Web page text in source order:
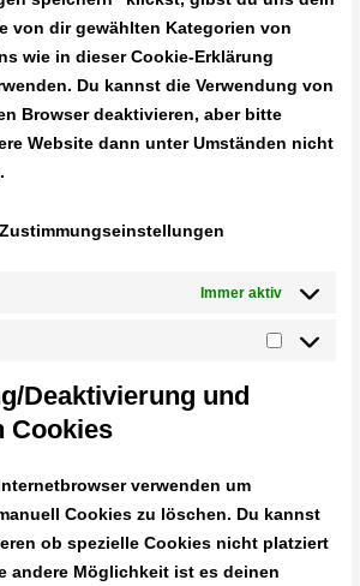
von dir gewählten Kategorien von
wie in dieser Cookie-Erklärung
Du kannst die Verwendung von
Browser deaktivieren, aber bitte
Website dann unter Umständen nicht
Immer aktiv
Deaktivierung und
Cookies
verwenden um
Cookies zu löschen. Du kannst
ob spezielle Cookies nicht platziert
andere Möglichkeit ist es deinen